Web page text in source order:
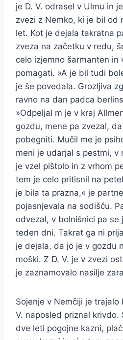
je D. V. odrasel v Ulmu in
zvezi z Nemko, ki je bil od
let. Kot je dejala takratna
zveza na začetku v redu,
celo izjemno šarmanten in
pomagati. »A je bil tudi
je še povedala. Grozljiva
ravno na dan padca
»Odpeljal m je v kraj
gozdu, mene pa zvezal,
pobegniti. Mučil me je
meni je udarjal s pestmi, v
je vzel pištolo in z vrhom
tem je celo pritisnil na
je bila ta prazna,« je
pojasnjevala na sodišču.
odvezal, v bolnišnici pa se
teden dni. Takrat ga ni
je dejala, da jo je v gozdu
moški. Z D. V. je v zvezi
je zaznamovalo nasilje
Sojenje v Nemčiji je trajalo
V. naposled priznal krivdo.
dve leti pogojne kazni,